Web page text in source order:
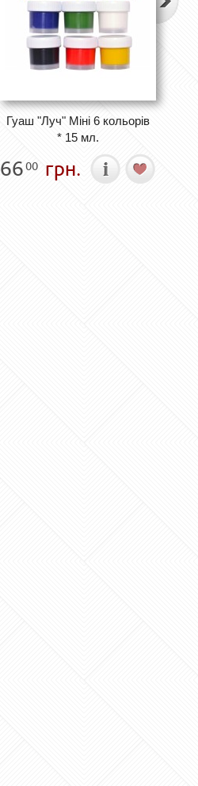
Гуаш "Луч" Міні 6 кольорів
* 15 мл.
6600 грн.